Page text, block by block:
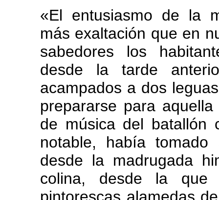
«El entusiasmo de la
más exaltación que en
sabedores los
desde la tarde
acampados a dos
prepararse para
de música del batallón
notable, había tomado
desde la madrugada
colina, desde la